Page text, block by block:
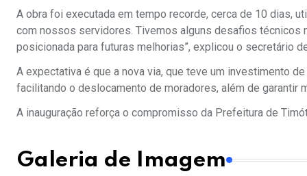
A obra foi executada em tempo recorde, cerca de 10 dias,
com nossos servidores. Tivemos alguns desafios técnicos
posicionada para futuras melhorias”, explicou o secretário
A expectativa é que a nova via, que teve um investimento
facilitando o deslocamento de moradores, além de garantir
A inauguração reforça o compromisso da Prefeitura de
Galeria de Imagem